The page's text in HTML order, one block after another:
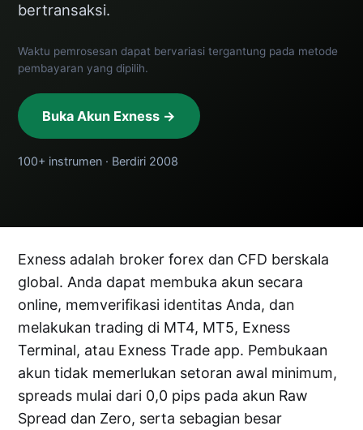
bertransaksi.
Waktu pemrosesan dapat bervariasi tergantung pada metode
pembayaran yang dipilih.
Buka Akun Exness →
100+ instrumen · Berdiri 2008
Exness adalah broker forex dan CFD berskala
global. Anda dapat membuka akun secara
online, memverifikasi identitas Anda, dan
melakukan trading di MT4, MT5, Exness
Terminal, atau Exness Trade app. Pembukaan
akun tidak memerlukan setoran awal minimum,
spreads mulai dari 0,0 pips pada akun Raw
Spread dan Zero, serta sebagian besar